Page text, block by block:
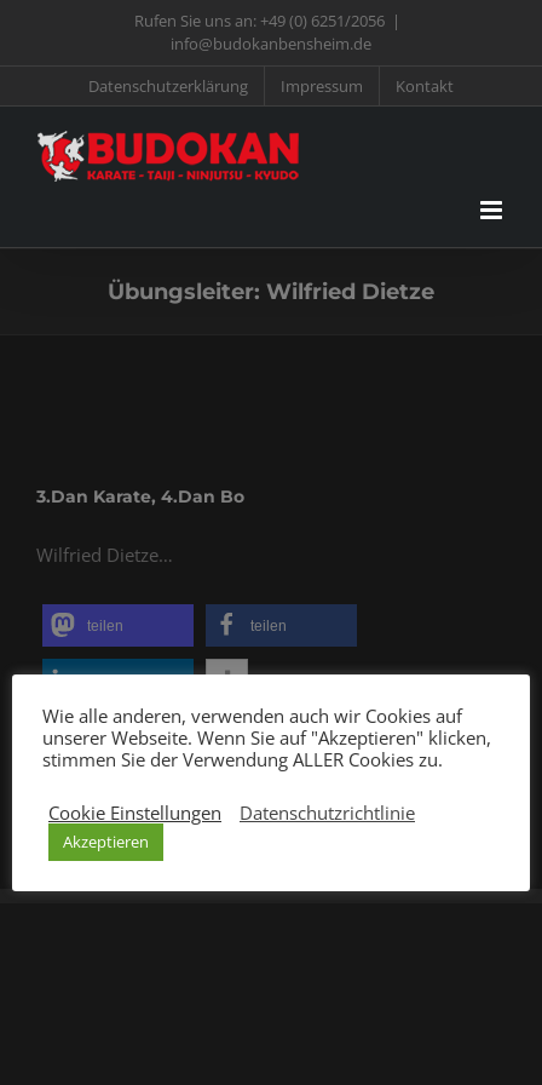
Rufen Sie uns an: +49 (0) 6251/2056 |
info@budokanbensheim.de
Datenschutzerklärung
Impressum Kontakt
Übungsleiter: Wilfried Dietze
3.Dan Karate, 4.Dan Bo
Wilfried Dietze…
teilen teilen
Wie alle anderen, verwenden auch wir Cookies auf
unserer Webseite. Wenn Sie auf "Akzeptieren" klicken,
stimmen Sie der Verwendung ALLER Cookies zu.
Cookie Einstellungen Datenschutzrichtlinie
Akzeptieren